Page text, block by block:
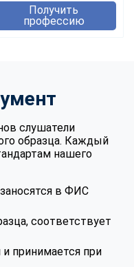
Получить
профессию
слушатели
образца. Каждый
нашего
в ФИС
соответствует
принимается при